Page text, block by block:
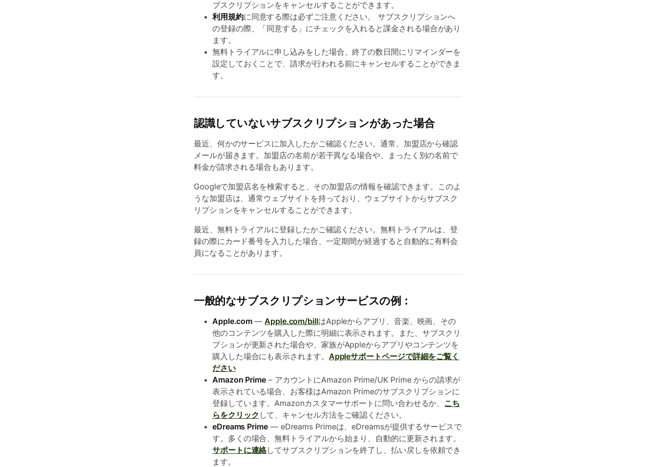
ブスクリプションをキャンセルすることができます。
利用規約に同意する際は必ずご注意ください。 サブスクリプションへ
の登録の際、「同意する」にチェックを入れると課金される場合があり
ます。
無料トライアルに申し込みをした場合、終了の数日間にリマインダーを
設定しておくことで、請求が行われる前にキャンセルすることができま
す。
認識していないサブスクリプションがあった場合
最近、何かのサービスに加入したかご確認ください。通常、加盟店から確認
メールが届きます。加盟店の名前が若干異なる場合や、まったく別の名前で
料金が請求される場合もあります。
Googleで加盟店名を検索すると、その加盟店の情報を確認できます。このよ
うな加盟店は、通常ウェブサイトを持っており、ウェブサイトからサブスク
リプションをキャンセルすることができます。
最近、無料トライアルに登録したかご確認ください。無料トライアルは、登
録の際にカード番号を入力した場合、一定期間が経過すると自動的に有料会
員になることがあります。
一般的なサブスクリプションサービスの例：
Apple.com—Apple.com/billはAppleからアプリ、音楽、映画、その
他のコンテンツを購入した際に明細に表示されます。また、サブスクリ
プションが更新された場合や、家族がAppleからアプリやコンテンツを
購入した場合にも表示されます。 Appleサポートページで詳細をご覧く
ださい
Amazon Prime – アカウントにAmazon Prime/UK Prime からの請求が
表示されている場合、お客様はAmazon Primeのサブスクリプションに
登録しています。Amazonカスタマーサポートに問い合わせるか、 こち
らをクリック して、キャンセル方法をご確認ください。
eDreams Prime— eDreams Primeは、eDreamsが提供するサービスで
す。多くの場合、無料トライアルから始まり、自動的に更新されます。
サポートに連絡してサブスクリプションを終了し、払い戻しを依頼でき
ます。